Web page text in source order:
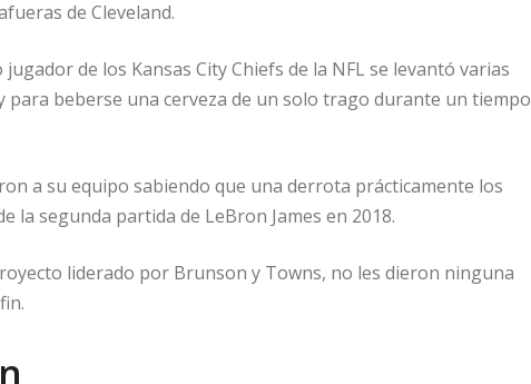
de Cleveland.
de los Kansas City Chiefs de la NFL se levantó varias
para beberse una cerveza de un solo trago durante un tiempo
a su equipo sabiendo que una derrota prácticamente los
la segunda partida de LeBron James en 2018.
liderado por Brunson y Towns, no les dieron ninguna